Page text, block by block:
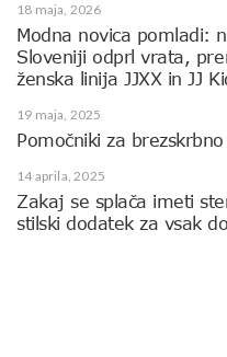
18 maja, 2026
Modna novica pomladi:
Sloveniji odprl vrata,
ženska linija JJXX in JJ
19 maja, 2025
Pomočniki za
14 aprila, 2025
Zakaj se splača imeti
stilski dodatek za vsak